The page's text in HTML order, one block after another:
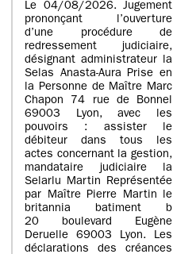
Le 04/08/2026. Jugement
prononçant l’ouverture
d’une procédure de
redressement judiciaire,
désignant administrateur la
Selas Anasta-Aura Prise en
la Personne de Maître Marc
Chapon 74 rue de Bonnel
69003 Lyon, avec les
pouvoirs : assister le
débiteur dans tous les
actes concernant la gestion,
mandataire judiciaire la
Selarlu Martin Représentée
par Maître Pierre Martin le
britannia batiment b
20 boulevard Eugène
Deruelle 69003 Lyon. Les
déclarations des créances